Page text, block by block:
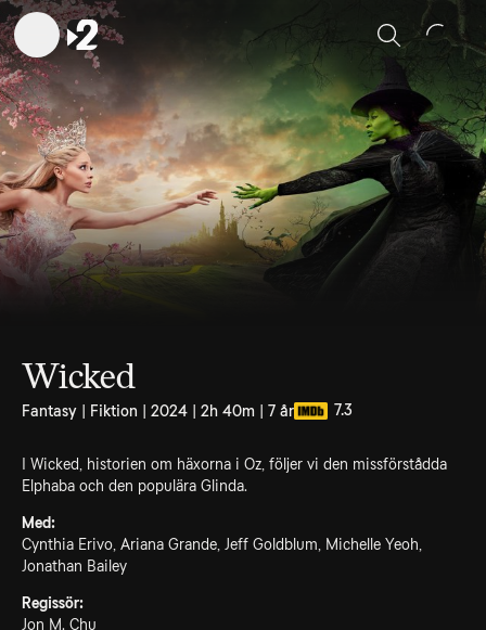
Sök
Wicked
Fantasy | Fiktion | 2024 | 2h 40m | 7 år 7.3
I Wicked, historien om häxorna i Oz, följer vi den missförstådda
Elphaba och den populära Glinda.
Med:
Cynthia Erivo, Ariana Grande, Jeff Goldblum, Michelle Yeoh,
Jonathan Bailey
Regissör:
Jon M. Chu